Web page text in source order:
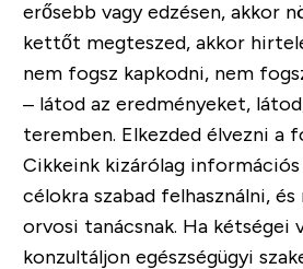
erősebb vagy edzésen, akkor
kettőt megteszed, akkor
nem fogsz kapkodni, nem
– látod az eredményeket,
teremben. Elkezded élvezni a
Cikkeink kizárólag információs
célokra szabad felhasználni,
orvosi tanácsnak. Ha kétségei
konzultáljon egészségügyi